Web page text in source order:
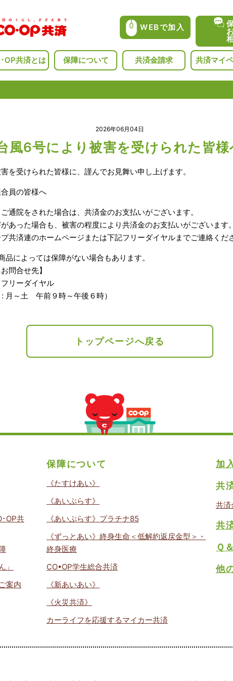
OP共済とは 保障について 共済金請求 共済マイ
WEBで加入
2026年06月04日
風6号により被害を受けられた皆様
を受けられた皆様に、謹んでお見舞い申し上げます。
員の皆様へ
通院をされた場合は、共済金のお支払いがございます。
あった場合も、被害の程度により共済金のお支払いがございます
共済連のホームページまたは下記フリーダイヤルまでご連絡くだ
品によっては保障がない場合もあります。
問合せ先】
リーダイヤル
～土 午前９時～午後６時）
トップページへ戻る
OP共
」
案内
保障について
《たすけあい》
《あいぷらす》
《あいぷらす》プラチナ85
《ずっとあい》終身生命＜低解約返戻金型＞・
終身医療
CO•OP学生総合共済
《新あいあい》
《火災共済》
カーライフを応援するマイカー共済
加
共
共済
共
Ｑ
他